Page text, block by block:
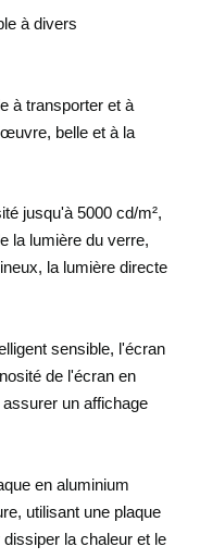
à divers
à transporter et à
belle et à la
jusqu'à 5000 cd/m²,
la lumière du verre,
la lumière directe
sensible, l'écran
de l'écran en
un affichage
en aluminium
utilisant une plaque
la chaleur et le